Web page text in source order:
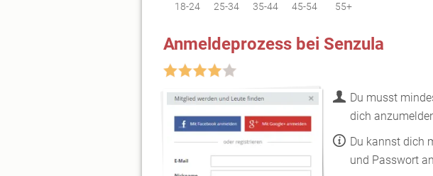
18-24 25-34 35-44 45-54 55+
Anmeldeprozess bei Senzula
Du musst
dich
Du kannst dich
und Passwort